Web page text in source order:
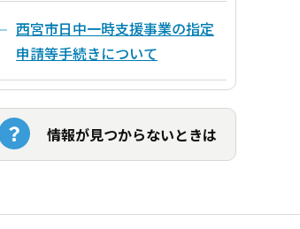
西宮市日中一時支援事業の指定
申請等手続きについて
情報が見つからないときは